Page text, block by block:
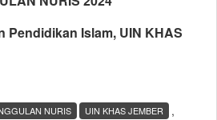
Islam, UIN KHAS
,
NURIS UIN KHAS JEMBER